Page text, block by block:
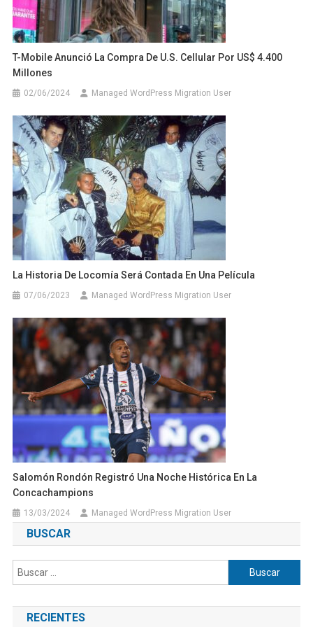
T-Mobile Anunció La Compra De U.S. Cellular Por US$ 4.400
Millones
02/06/2024 Managed WordPress Migration User
La Historia De Locomía Será Contada En Una Película
07/06/2023 Managed WordPress Migration User
Salomón Rondón Registró Una Noche Histórica En La
Concachampions
13/03/2024 Managed WordPress Migration User
BUSCAR
Buscar:
RECIENTES